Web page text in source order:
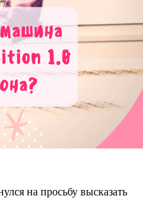
на просьбу высказать